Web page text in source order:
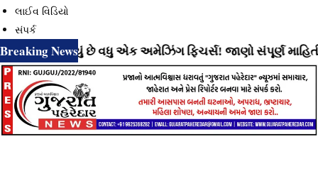
લાઈવ વિડિયો
સંપર્ક
Breaking News
રહ્યું છે વધુ એક અમેઝિંગ ફિચર્સ! જાણો સંપૂર્ણ માહિતી ⇝